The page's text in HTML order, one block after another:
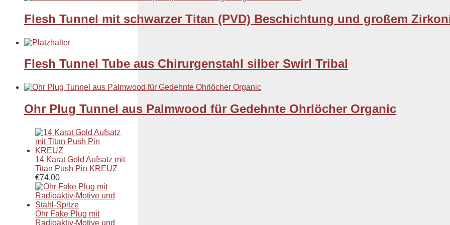
Flesh Tunnel mit schwarzer Titan (PVD) Beschichtung und großem
Flesh Tunnel Tube aus Chirurgenstahl silber Swirl Tribal
Ohr Plug Tunnel aus Palmwood für Gedehnte Ohrlöcher Organic
14 Karat Gold Aufsatz mit
Titan Push Pin KREUZ
€74,00
Ohr Fake Plug mit
Radioaktiv-Motive und